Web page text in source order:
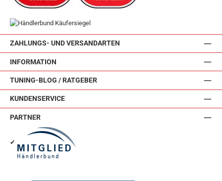
ZAHLUNGS- UND VERSANDARTEN
INFORMATION
TUNING-BLOG / RATGEBER
KUNDENSERVICE
PARTNER
✔